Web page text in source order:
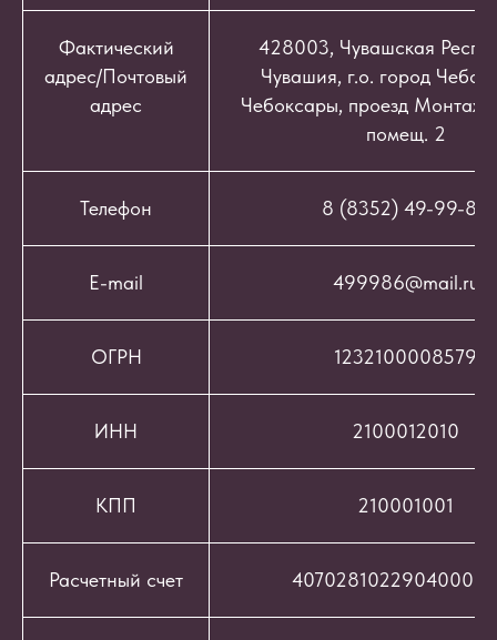
Фактический
адрес/Почтовый
адрес
428003, Чувашская
Чувашия, г.о. город
Чебоксары, проезд
помещ. 2
Телефон 8 (8352) 49-99-86
E-mail 499986@mail.ru
ОГРН 1232100008579
ИНН 2100012010
КПП 210001001
Расчетный счет